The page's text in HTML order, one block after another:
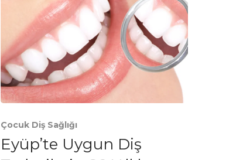
Çocuk Diş Sağlığı
Eyüp’te Uygun Diş